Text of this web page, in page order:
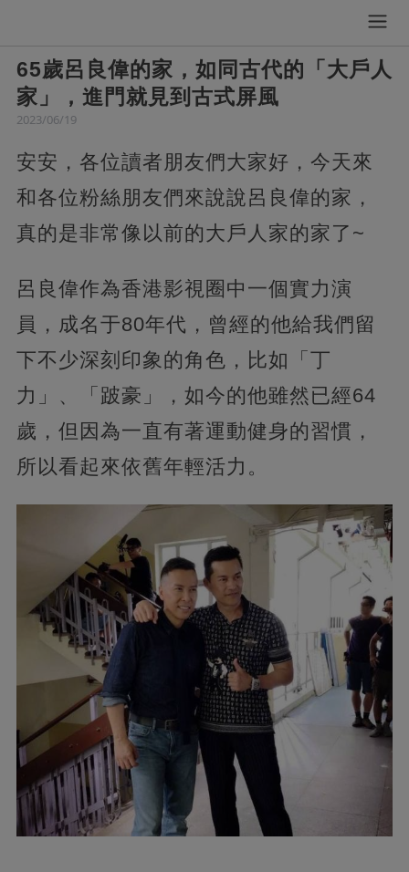
65歲呂良偉的家，如同古代的「大戶人
家」，進門就見到古式屏風
2023/06/19
安安，各位讀者朋友們大家好，今天來
和各位粉絲朋友們來說說呂良偉的家，
真的是非常像以前的大戶人家的家了~
呂良偉作為香港影視圈中一個實力演
員，成名于80年代，曾經的他給我們留
下不少深刻印象的角色，比如「丁
力」、「跛豪」，如今的他雖然已經64
歲，但因為一直有著運動健身的習慣，
所以看起來依舊年輕活力。